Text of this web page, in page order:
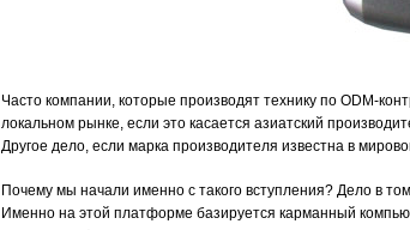
Часто компании, которые производят технику по ODM-
локальном рынке, если это касается азиатский
Другое дело, если марка производителя известна в
Почему мы начали именно с такого вступления? Дело в
Именно на этой платформе базируется карманный